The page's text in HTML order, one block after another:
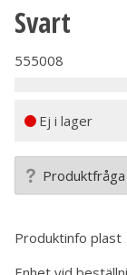
Svart
555008
Ej i lager
Produktfråga
Produktinfo plast